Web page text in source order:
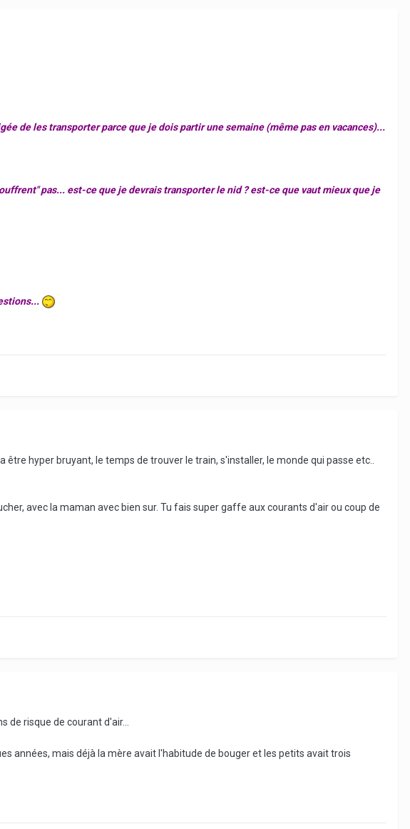
de les transporter parce que je dois partir une semaine (même pas en vacances)...
pas... est-ce que je devrais transporter le nid ? est-ce que vaut mieux que je
hyper bruyant, le temps de trouver le train, s'installer, le monde qui passe etc..
avec la maman avec bien sur. Tu fais super gaffe aux courants d'air ou coup de
de risque de courant d'air...
années, mais déjà la mère avait l'habitude de bouger et les petits avait trois